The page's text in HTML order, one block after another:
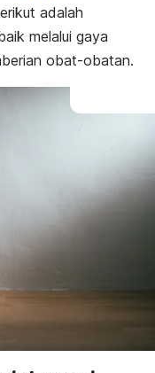
adalah
melalui gaya
obat-obatan.